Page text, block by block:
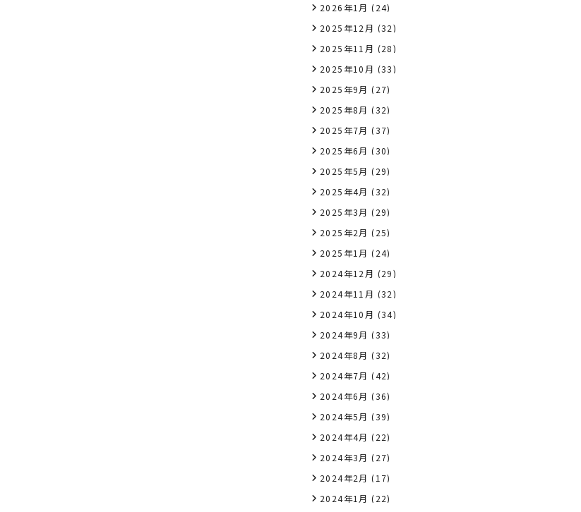
2026年1月 (24)
2025年12月 (32)
2025年11月 (28)
2025年10月 (33)
2025年9月 (27)
2025年8月 (32)
2025年7月 (37)
2025年6月 (30)
2025年5月 (29)
2025年4月 (32)
2025年3月 (29)
2025年2月 (25)
2025年1月 (24)
2024年12月 (29)
2024年11月 (32)
2024年10月 (34)
2024年9月 (33)
2024年8月 (32)
2024年7月 (42)
2024年6月 (36)
2024年5月 (39)
2024年4月 (22)
2024年3月 (27)
2024年2月 (17)
2024年1月 (22)